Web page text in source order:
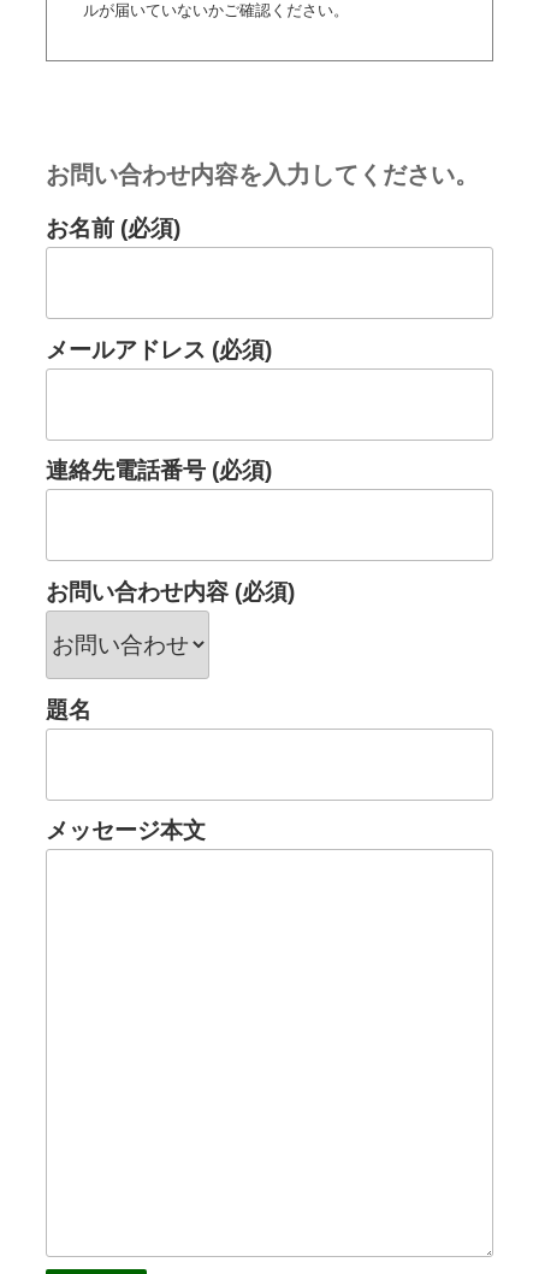
ルが届いていないかご確認ください。
お問い合わせ内容を入力してください。
お名前 (必須)
メールアドレス (必須)
連絡先電話番号 (必須)
お問い合わせ内容 (必須)
題名
メッセージ本文